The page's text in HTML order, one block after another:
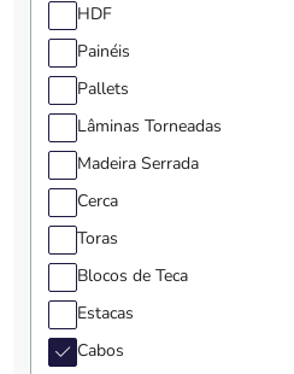
HDF
Painéis
Pallets
Lâminas Torneadas
Madeira Serrada
Cerca
Toras
Blocos de Teca
Estacas
Cabos